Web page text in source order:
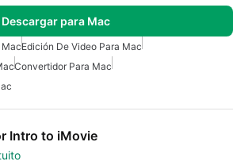
Descargar para Mac
MacEdición De Video Para Mac
Convertidor Para Mac
Intro to iMovie